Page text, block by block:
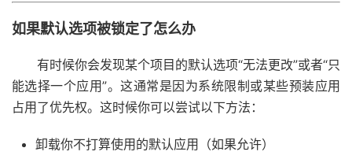
如果默认选项被锁定了怎么办
有时候你会发现某个项目的默认选项“无法更改”或者“只
能选择一个应用”。这通常是因为系统限制或某些预装应用
占用了优先权。这时候你可以尝试以下方法：
卸载你不打算使用的默认应用（如果允许）